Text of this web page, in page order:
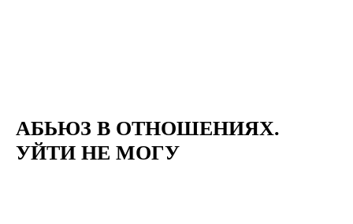
АБЬЮЗ В ОТНОШЕНИЯХ.
УЙТИ НЕ МОГУ